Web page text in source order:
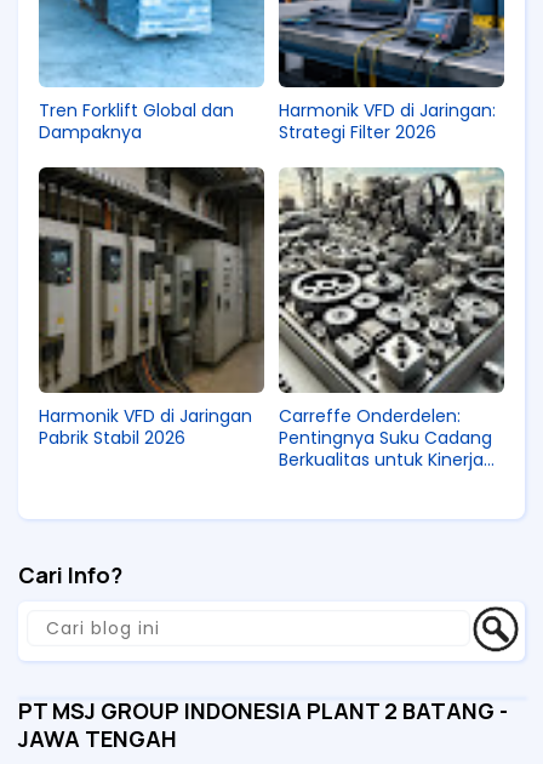
Tren Forklift Global dan
Dampaknya
Harmonik VFD di Jaringan:
Strategi Filter 2026
Harmonik VFD di Jaringan
Pabrik Stabil 2026
Carreffe Onderdelen:
Pentingnya Suku Cadang
Berkualitas untuk Kinerja
Cari Info?
PT MSJ GROUP INDONESIA PLANT 2 BATANG -
JAWA TENGAH